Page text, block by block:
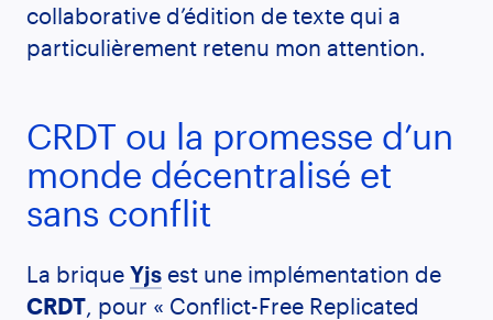
collaborative d’édition de texte qui a
particulièrement retenu mon attention.
CRDT ou la promesse d’un
monde décentralisé et
sans conflit
La brique Yjs est une implémentation de
CRDT , pour « Conflict-Free Replicated